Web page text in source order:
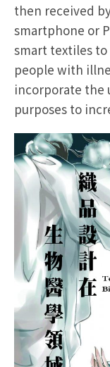
then received
smartphone or
smart textiles
people with
incorporate the
purposes to